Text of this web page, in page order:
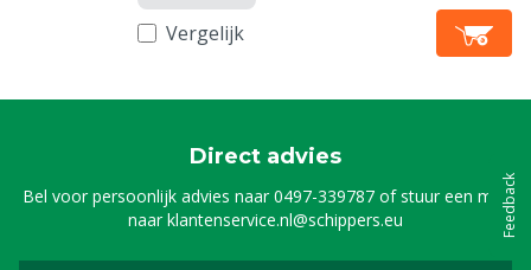
Vergelijk
Direct advies
Bel voor persoonlijk advies naar0497-339787of stuur een mail
naarklantenservice.nl@schippers.eu Feedback